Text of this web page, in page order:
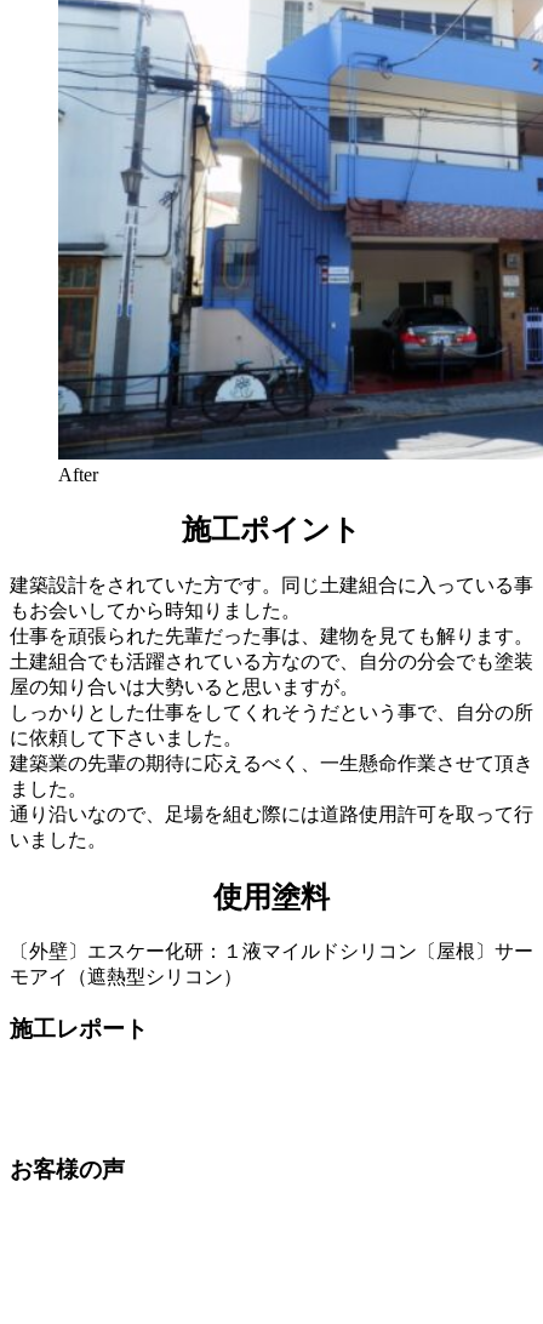
After
施工ポイント
建築設計をされていた方です。同じ土建組合に入っている事
もお会いしてから時知りました。
仕事を頑張られた先輩だった事は、建物を見ても解ります。
土建組合でも活躍されている方なので、自分の分会でも塗装
屋の知り合いは大勢いると思いますが。
しっかりとした仕事をしてくれそうだという事で、自分の所
に依頼して下さいました。
建築業の先輩の期待に応えるべく、一生懸命作業させて頂き
ました。
通り沿いなので、足場を組む際には道路使用許可を取って行
いました。
使用塗料
〔外壁〕エスケー化研：１液マイルドシリコン〔屋根〕サー
モアイ（遮熱型シリコン）
施工レポート
お客様の声